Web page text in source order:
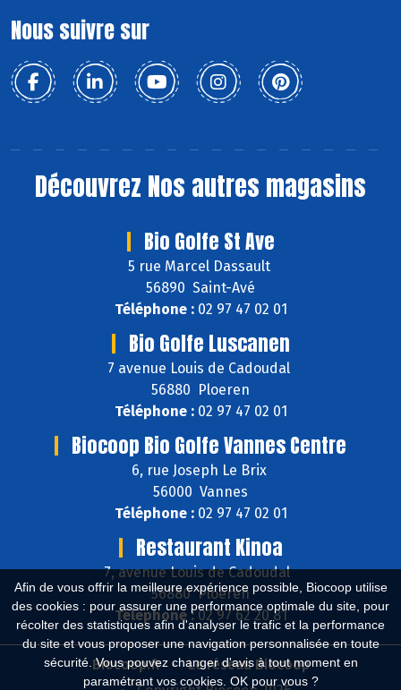
Afin de vous offrir la meilleure expérience possible, Biocoop utilise
des cookies : pour assurer une performance optimale du site, pour
récolter des statistiques afin d'analyser le trafic et la performance
du site et vous proposer une navigation personnalisée en toute
sécurité. Vous pouvez changer d'avis à tout moment en
paramétrant vos cookies. OK pour vous ?
Nous suivre sur
Découvrez Nos autres magasins
Bio Golfe St Ave
5 rue Marcel Dassault
56890 Saint-Avé
Téléphone :02 97 47 02 01
Bio Golfe Luscanen
7 avenue Louis de Cadoudal
56880 Ploeren
Téléphone :02 97 47 02 01
Biocoop Bio Golfe Vannes Centre
6, rue Joseph Le Brix
56000 Vannes
Téléphone :02 97 47 02 01
Restaurant Kinoa
7, avenue Louis de Cadoudal
56880 Ploeren
Téléphone :02 97 62 20 81
Biocoop.fr
Le réseau Biocoop